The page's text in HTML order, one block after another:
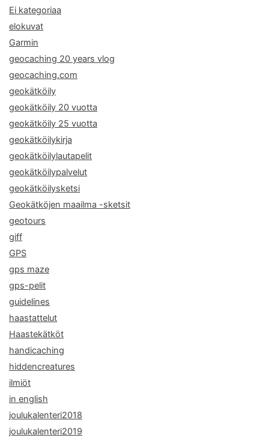
Ei kategoriaa
elokuvat
Garmin
geocaching 20 years vlog
geocaching.com
geokätköily
geokätköily 20 vuotta
geokätköily 25 vuotta
geokätköilykirja
geokätköilylautapelit
geokätköilypalvelut
geokätköilysketsi
Geokätköjen maailma -sketsit
geotours
giff
GPS
gps maze
gps-pelit
guidelines
haastattelut
Haastekätköt
handicaching
hiddencreatures
ilmiöt
in english
joulukalenteri2018
joulukalenteri2019